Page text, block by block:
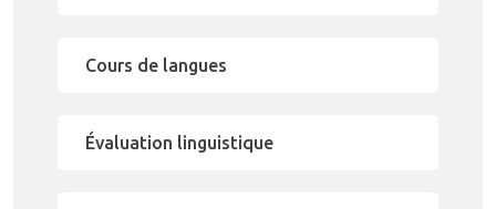
Cours de langues
Évaluation linguistique